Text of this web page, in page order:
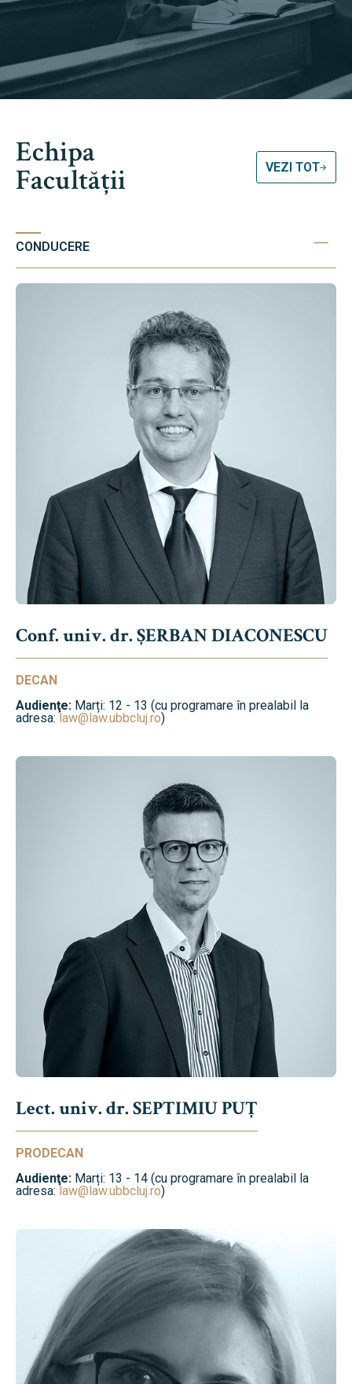
Echipa
Facultății VEZI TOT
CONDUCERE
Conf. univ. dr. ȘERBAN DIACONESCU
DECAN
Audienţe: Marți: 12 - 13 (cu programare în prealabil la
adresa:law@law.ubbcluj.ro)
Lect. univ. dr. SEPTIMIU PUȚ
PRODECAN
Audienţe: Marți: 13 - 14 (cu programare în prealabil la
adresa:law@law.ubbcluj.ro)